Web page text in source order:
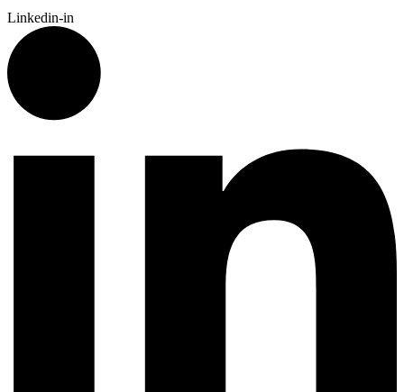
Linkedin-in